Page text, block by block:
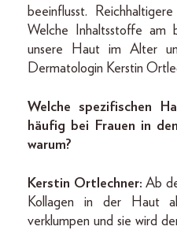
beeinflusst.
Welche Inhaltsstoffe am
unsere Haut im Alter
Dermatologin Kerstin
Welche spezifischen
häufig bei Frauen in
warum?
Kerstin Ortlechner:Ab
Kollagen in der Haut
verklumpen und sie wird